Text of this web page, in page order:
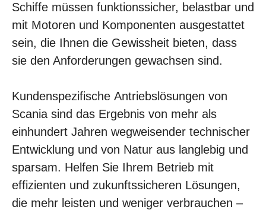
Schiffe müssen funktionssicher, belastbar und
mit Motoren und Komponenten ausgestattet
sein, die Ihnen die Gewissheit bieten, dass
sie den Anforderungen gewachsen sind.
Kundenspezifische Antriebslösungen von
Scania sind das Ergebnis von mehr als
einhundert Jahren wegweisender technischer
Entwicklung und von Natur aus langlebig und
sparsam. Helfen Sie Ihrem Betrieb mit
effizienten und zukunftssicheren Lösungen,
die mehr leisten und weniger verbrauchen –